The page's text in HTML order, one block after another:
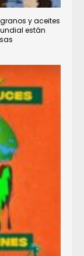
granos y aceites
están